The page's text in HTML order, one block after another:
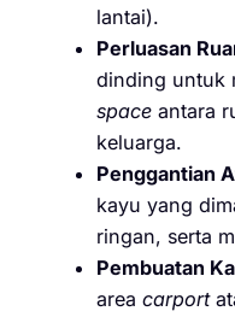
lantai).
Perluasan
dinding untuk
space antara
keluarga.
Penggantian
kayu yang
ringan, serta
Pembuatan
area carport